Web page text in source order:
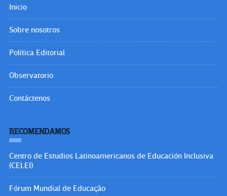
Inicio
Sobre nosotros
Política Editorial
Observatorio
Contáctenos
RECOMENDAMOS
Centro de Estudios Latinoamericanos de Educación Inclusiva
(CELEI)
Fórum Mundial de Educação